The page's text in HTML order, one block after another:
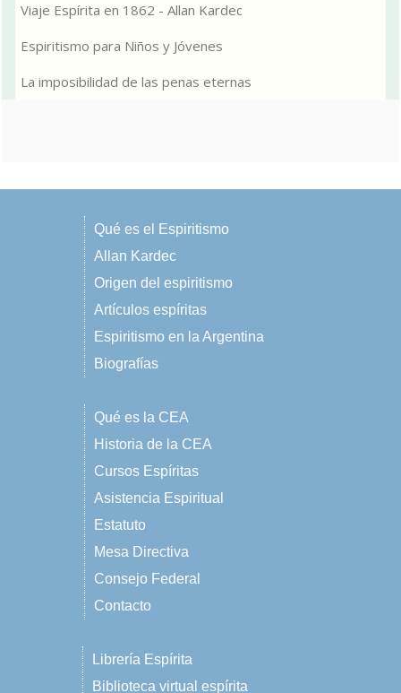
Viaje Espírita en 1862 - Allan Kardec
Espiritismo para Niños y Jóvenes
La imposibilidad de las penas eternas
Qué es el Espiritismo
Allan Kardec
Origen del espiritismo
Artículos espíritas
Espiritismo en la Argentina
Biografías
Qué es la CEA
Historia de la CEA
Cursos Espíritas
Asistencia Espiritual
Estatuto
Mesa Directiva
Consejo Federal
Contacto
Librería Espírita
Biblioteca virtual espírita